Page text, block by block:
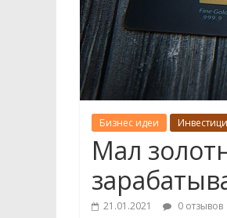
Бизнес идеи
Мал
21.01.2021 0 отзывов